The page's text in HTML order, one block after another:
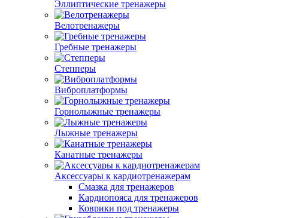
Эллиптические тренажеры
Велотренажеры
Гребные тренажеры
Степперы
Виброплатформы
Горнолыжные тренажеры
Лыжные тренажеры
Канатные тренажеры
Аксессуары к кардиотренажерам
Смазка для тренажеров
Кардиопояса для тренажеров
Коврики под тренажеры